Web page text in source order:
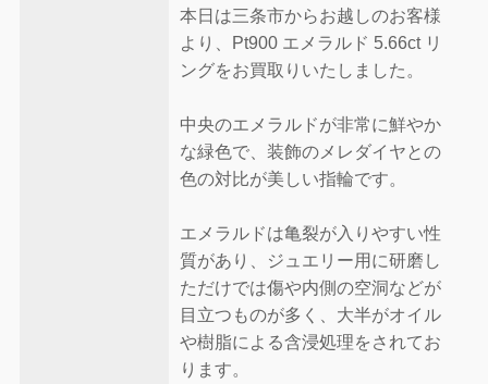
本日は三条市からお越しのお客様
より、Pt900 エメラルド 5.66ct リ
ングをお買取りいたしました。
中央のエメラルドが非常に鮮やか
な緑色で、装飾のメレダイヤとの
色の対比が美しい指輪です。
エメラルドは亀裂が入りやすい性
質があり、ジュエリー用に研磨し
ただけでは傷や内側の空洞などが
目立つものが多く、大半がオイル
や樹脂による含浸処理をされてお
ります。